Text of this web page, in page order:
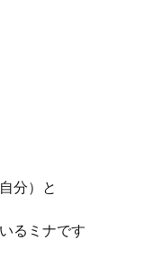
分）と
るミナです